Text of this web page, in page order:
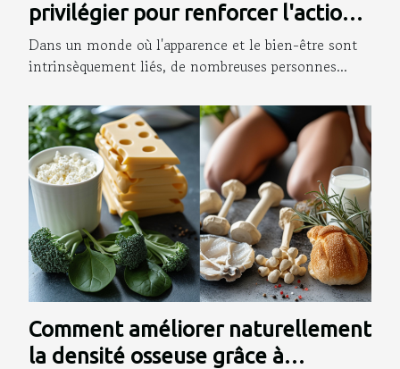
privilégier pour renforcer l'action
de votre gaine amincissante
Dans un monde où l'apparence et le bien-être sont
intrinsèquement liés, de nombreuses personnes...
Comment améliorer naturellement
la densité osseuse grâce à